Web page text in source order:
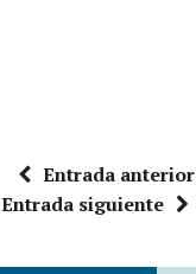
Entrada anterior
Entrada siguiente